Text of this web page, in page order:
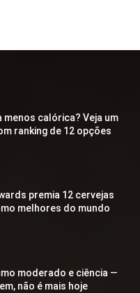
menos calórica? Veja um
ranking de 12 opções
premia 12 cervejas
melhores do mundo
moderado e ciência —
não é mais hoje